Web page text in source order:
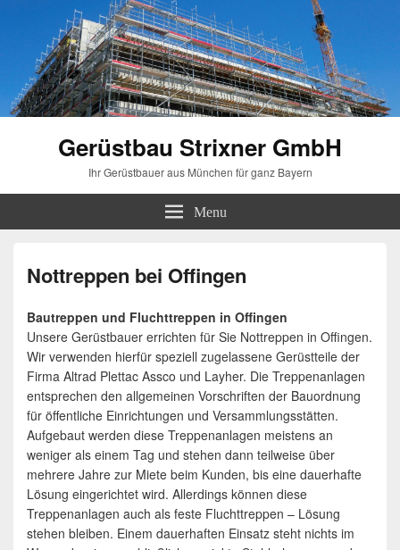
Gerüstbau Strixner GmbH
Ihr Gerüstbauer aus München für ganz Bayern
Menu
Nottreppen bei Offingen
Bautreppen und Fluchttreppen in Offingen
Unsere Gerüstbauer errichten für Sie Nottreppen in Offingen.
Wir verwenden hierfür speziell zugelassene Gerüstteile der
Firma Altrad Plettac Assco und Layher. Die Treppenanlagen
entsprechen den allgemeinen Vorschriften der Bauordnung
für öffentliche Einrichtungen und Versammlungsstätten.
Aufgebaut werden diese Treppenanlagen meistens an
weniger als einem Tag und stehen dann teilweise über
mehrere Jahre zur Miete beim Kunden, bis eine dauerhafte
Lösung eingerichtet wird. Allerdings können diese
Treppenanlagen auch als feste Fluchttreppen – Lösung
stehen bleiben. Einem dauerhaften Einsatz steht nichts im